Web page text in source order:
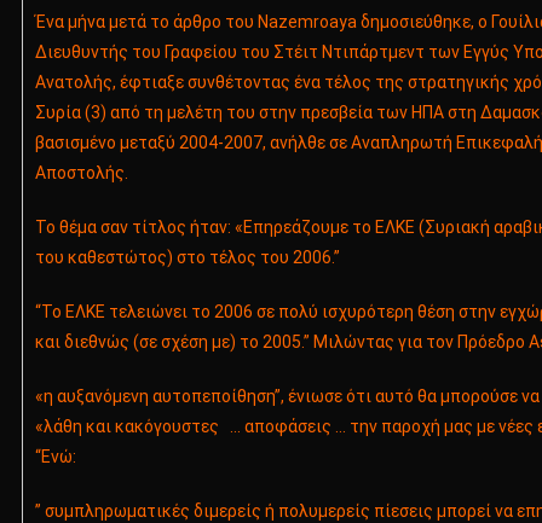
Ένα μήνα μετά το άρθρο του Nazemroaya δημοσιεύθηκε, ο
Διευθυντής του Γραφείου του Στέιτ Ντιπάρτμεντ των Εγγύς
Ανατολής, έφτιαξε συνθέτοντας ένα τέλος της στρατηγικής
Συρία (3) από τη μελέτη του στην πρεσβεία των ΗΠΑ στη
βασισμένο μεταξύ 2004-2007, ανήλθε σε Αναπληρωτή
Αποστολής.
Το θέμα σαν τίτλος ήταν: «Επηρεάζουμε το ΕΛΚΕ (Συριακή
του καθεστώτος) στο τέλος του 2006.”
“Το ΕΛΚΕ τελειώνει το 2006 σε πολύ ισχυρότερη θέση στην
και διεθνώς (σε σχέση με) το 2005.” Μιλώντας για τον Πρόεδρο
«η αυξανόμενη αυτοπεποίθηση”, ένιωσε ότι αυτό θα μπορούσε
«λάθη και κακόγουστες … αποφάσεις … την παροχή μας με νέες
“Ενώ:
” συμπληρωματικές διμερείς ή πολυμερείς πίεσεις μπορεί να